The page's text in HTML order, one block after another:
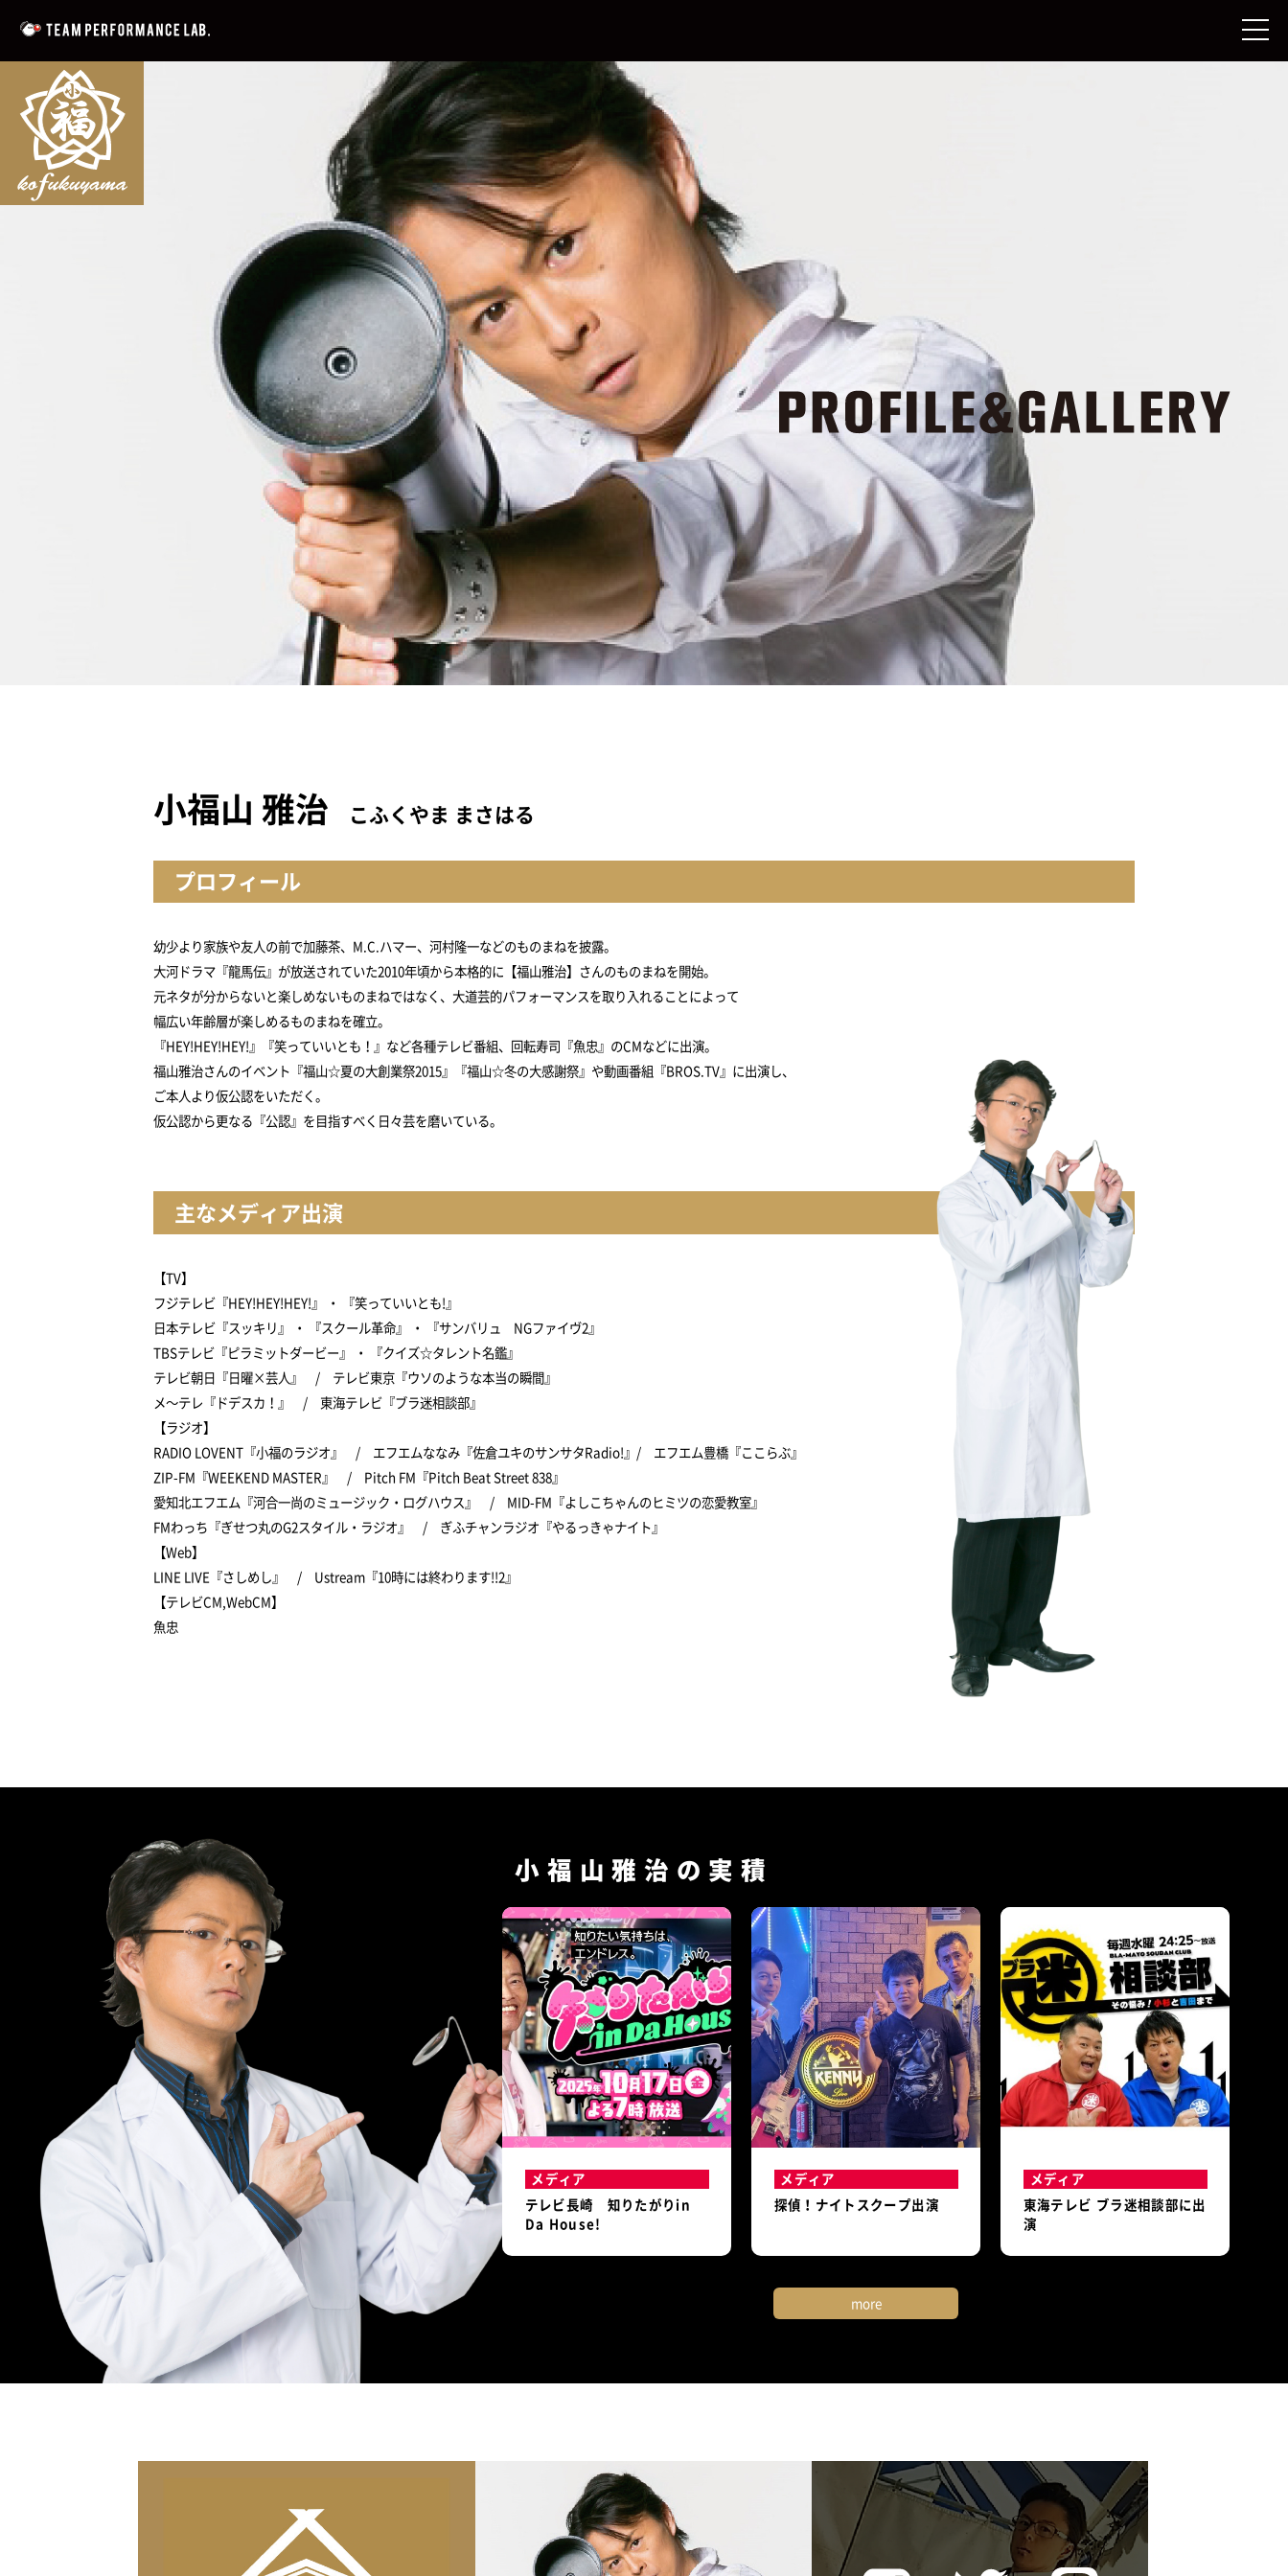
小福山 雅治 こふくやま まさはる
プロフィール
幼少より家族や友人の前で加藤茶、M.C.ハマー、河村隆一などのものまねを披露。
大河ドラマ『龍馬伝』が放送されていた2010年頃から本格的に【福山雅治】さんのものまねを開始。
元ネタが分からないと楽しめないものまねではなく、大道芸的パフォーマンスを取り入れることによって
幅広い年齢層が楽しめるものまねを確立。
『HEY!HEY!HEY!』『笑っていいとも！』など各種テレビ番組、回転寿司『魚忠』のCMなどに出演。
福山雅治さんのイベント『福山☆夏の大創業祭2015』『福山☆冬の大感謝祭』や動画番組『BROS.TV』に出演し、
ご本人より仮公認をいただく。
仮公認から更なる『公認』を目指すべく日々芸を磨いている。
主なメディア出演
【TV】
フジテレビ『HEY!HEY!HEY!』 ・ 『笑っていいとも!』
日本テレビ『スッキリ』 ・ 『スクール革命』 ・ 『サンバリュ NGファイヴ2』
TBSテレビ『ピラミットダービー』 ・ 『クイズ☆タレント名鑑』
テレビ朝日『日曜×芸人』 / テレビ東京『ウソのような本当の瞬間』
メ～テレ『ドデスカ！』 / 東海テレビ『ブラ迷相談部』
【ラジオ】
RADIO LOVENT『小福のラジオ』 / エフエムななみ『佐倉ユキのサンサタRadio!』/ エフエム豊橋『ここらぶ』
ZIP-FM『WEEKEND MASTER』 / Pitch FM『Pitch Beat Street 838』
愛知北エフエム『河合一尚のミュージック・ログハウス』 / MID-FM『よしこちゃんのヒミツの恋愛教室』
FMわっち『ぎせつ丸のG2スタイル・ラジオ』 / ぎふチャンラジオ『やるっきゃナイト』
【Web】
LINE LIVE『さしめし』 / Ustream『10時には終わります!!2』
【テレビCM,WebCM】
魚忠
小福山雅治の実積
メディア
テレビ長崎 知りたがりin
Da House!
メディア
探偵！ナイトスクープ出演
メディア
東海テレビ ブラ迷相談部に出
演
more